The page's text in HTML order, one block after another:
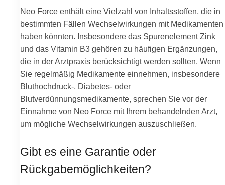
Neo Force enthält eine Vielzahl von Inhaltsstoffen, die in
bestimmten Fällen Wechselwirkungen mit Medikamenten
haben könnten. Insbesondere das Spurenelement Zink
und das Vitamin B3 gehören zu häufigen Ergänzungen,
die in der Arztpraxis berücksichtigt werden sollten. Wenn
Sie regelmäßig Medikamente einnehmen, insbesondere
Bluthochdruck-, Diabetes- oder
Blutverdünnungsmedikamente, sprechen Sie vor der
Einnahme von Neo Force mit Ihrem behandelnden Arzt,
um mögliche Wechselwirkungen auszuschließen.
Gibt es eine Garantie oder
Rückgabemöglichkeiten?